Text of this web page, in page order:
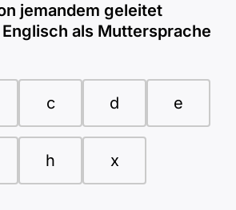
jemandem geleitet
als Muttersprache
c d e
h x